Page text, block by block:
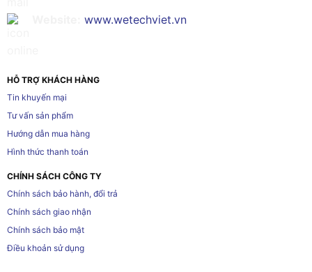
www.wetechviet.vn
HỖ TRỢ KHÁCH HÀNG
Tin khuyến mại
Tư vấn sản phẩm
Hướng dẫn mua hàng
Hình thức thanh toán
CHÍNH SÁCH CÔNG TY
Chính sách bảo hành, đổi trả
Chính sách giao nhận
Chính sách bảo mật
Điều khoản sử dụng